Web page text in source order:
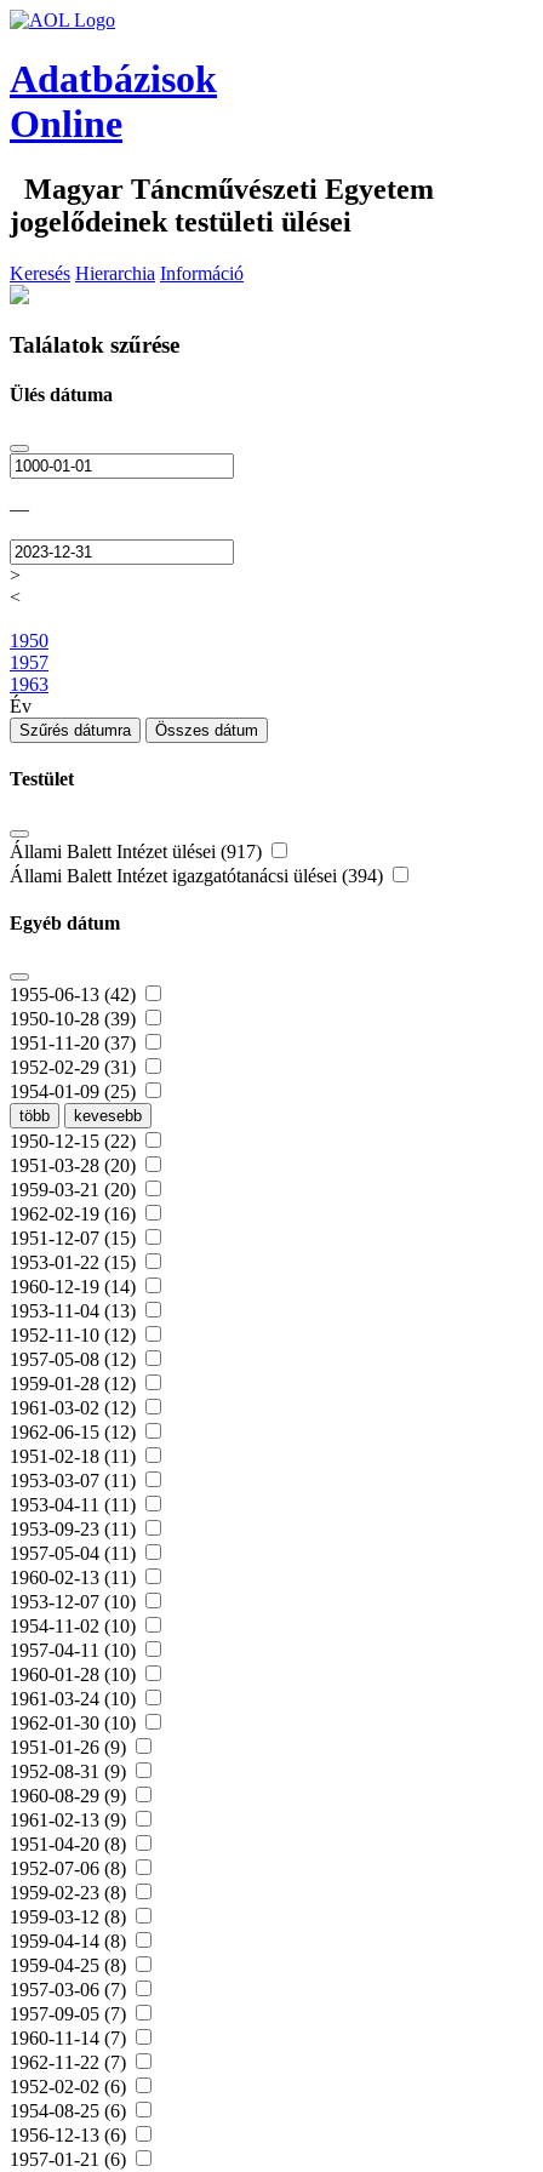
Adatbázisok
Online
Magyar Táncművészeti Egyetem
jogelődeinek testületi ülései
Keresés Hierarchia Információ
Találatok szűrése
Ülés dátuma
—
>
<
1950
1957
1963
Év
Szűrés dátumra Összes dátum
Testület
Állami Balett Intézet ülései (917)
Állami Balett Intézet igazgatótanácsi ülései (394)
Egyéb dátum
1955-06-13 (42)
1950-10-28 (39)
1951-11-20 (37)
1952-02-29 (31)
1954-01-09 (25)
több kevesebb
1950-12-15 (22)
1951-03-28 (20)
1959-03-21 (20)
1962-02-19 (16)
1951-12-07 (15)
1953-01-22 (15)
1960-12-19 (14)
1953-11-04 (13)
1952-11-10 (12)
1957-05-08 (12)
1959-01-28 (12)
1961-03-02 (12)
1962-06-15 (12)
1951-02-18 (11)
1953-03-07 (11)
1953-04-11 (11)
1953-09-23 (11)
1957-05-04 (11)
1960-02-13 (11)
1953-12-07 (10)
1954-11-02 (10)
1957-04-11 (10)
1960-01-28 (10)
1961-03-24 (10)
1962-01-30 (10)
1951-01-26 (9)
1952-08-31 (9)
1960-08-29 (9)
1961-02-13 (9)
1951-04-20 (8)
1952-07-06 (8)
1959-02-23 (8)
1959-03-12 (8)
1959-04-14 (8)
1959-04-25 (8)
1957-03-06 (7)
1957-09-05 (7)
1960-11-14 (7)
1962-11-22 (7)
1952-02-02 (6)
1954-08-25 (6)
1956-12-13 (6)
1957-01-21 (6)